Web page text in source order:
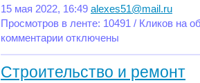
15 мая 2022, 16:49 alexes51@mail.ru
Просмотров в ленте: 10491 / Кликов на
комментарии отключены
Строительство и ремонт